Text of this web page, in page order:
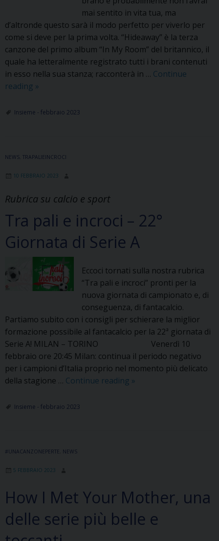
mai sentito in vita tua, ma
d’altronde questo sarà il modo perfetto per viverlo per
come si deve per la prima volta. “Hideaway” è la terza
canzone del primo album “In My Room” del britannico, il
quale ha letteralmente registrato tutti i brani contenuti
in esso nella sua stanza; racconterà in … Continue
reading Perdersi
ritrovarsi…
Collier)
»
Insieme - febbraio 2023
NEWS TRAPALIEINCROCI
10 FEBBRAIO 2023
Rubrica su calcio e sport
Tra pali e incroci – 22°
Giornata di Serie A
Eccoci tornati sulla nostra rubrica
“Tra pali e incroci” pronti per la
nuova giornata di campionato e, di
conseguenza, di fantacalcio.
Partiamo subito con i consigli per schierare la miglior
formazione possibile al fantacalcio per la 22ª giornata di
Serie A! MILAN – TORINO Venerdì 10
febbraio ore 20:45 Milan: continua il periodo negativo
per i campioni d’Italia proprio nel momento più delicato
della stagione … Continue reading Tra
A
»
Insieme - febbraio 2023
#UNACANZONEPERTE NEWS
5 FEBBRAIO 2023
How I Met Your Mother, una
delle serie più belle e